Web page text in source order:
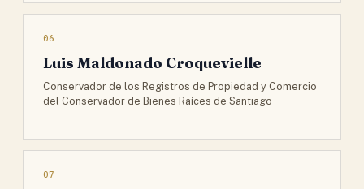
06
Luis Maldonado Croquevielle
Conservador de los Registros de Propiedad y Comercio
del Conservador de Bienes Raíces de Santiago
07